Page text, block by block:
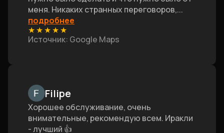
меня. Никаких странных переговоров,...
подробнее
★★★★★
Источник: Google Maps
Filipe
Хорошее обслуживание, очень
внимательные, рекомендую всем. Иракли
- лучший 👍